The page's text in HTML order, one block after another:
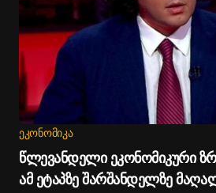
ᲔᲙᲝᲜᲝᲛᲘᲙᲐ
წლევანდელი ეკონომიკური
ამ ეტაპზე შარშანდელზე